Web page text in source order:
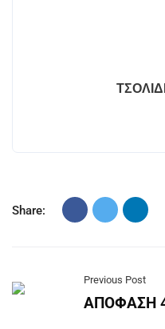
Share:
Previous Post
ΑΠΟΦΑΣΗ